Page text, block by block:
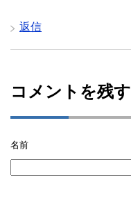
返信
コメントを残す
名前